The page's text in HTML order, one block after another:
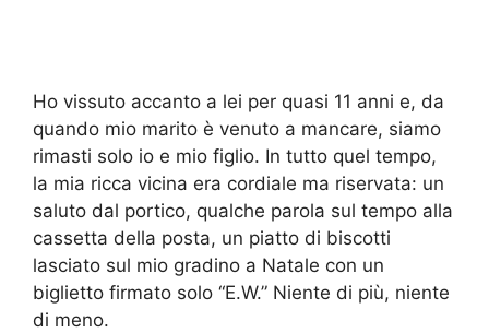
Ho vissuto accanto a lei per quasi 11 anni e, da
quando mio marito è venuto a mancare, siamo
rimasti solo io e mio figlio. In tutto quel tempo,
la mia ricca vicina era cordiale ma riservata: un
saluto dal portico, qualche parola sul tempo alla
cassetta della posta, un piatto di biscotti
lasciato sul mio gradino a Natale con un
biglietto firmato solo “E.W.” Niente di più, niente
di meno.